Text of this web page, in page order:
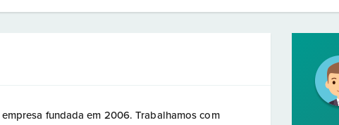
fundada em 2006. Trabalhamos com